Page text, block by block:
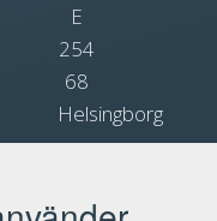
E
254
68
Helsingborg